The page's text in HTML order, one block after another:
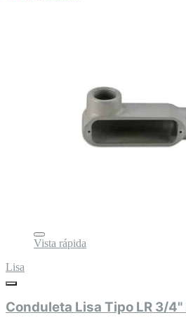
Vista rápida
Lisa
Conduleta Lisa Tipo LR 3/